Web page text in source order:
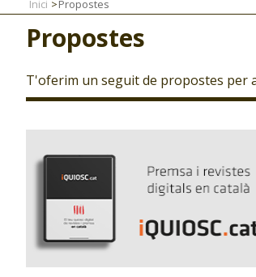
Inici Propostes
Propostes
T'oferim un seguit de propostes per